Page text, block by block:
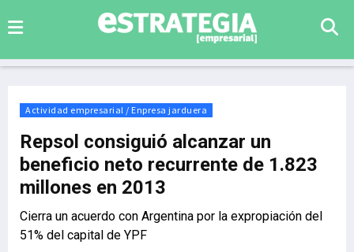
Actividad empresarial / Enpresa jarduera
Repsol consiguió alcanzar un
beneficio neto recurrente de 1.823
millones en 2013
Cierra un acuerdo con Argentina por la expropiación del
51% del capital de YPF